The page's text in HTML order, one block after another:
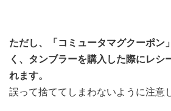
ただし、「コミュータマグクーポン
く、タンブラーを購入した際にレシ
れます。
誤って捨ててしまわないように注意